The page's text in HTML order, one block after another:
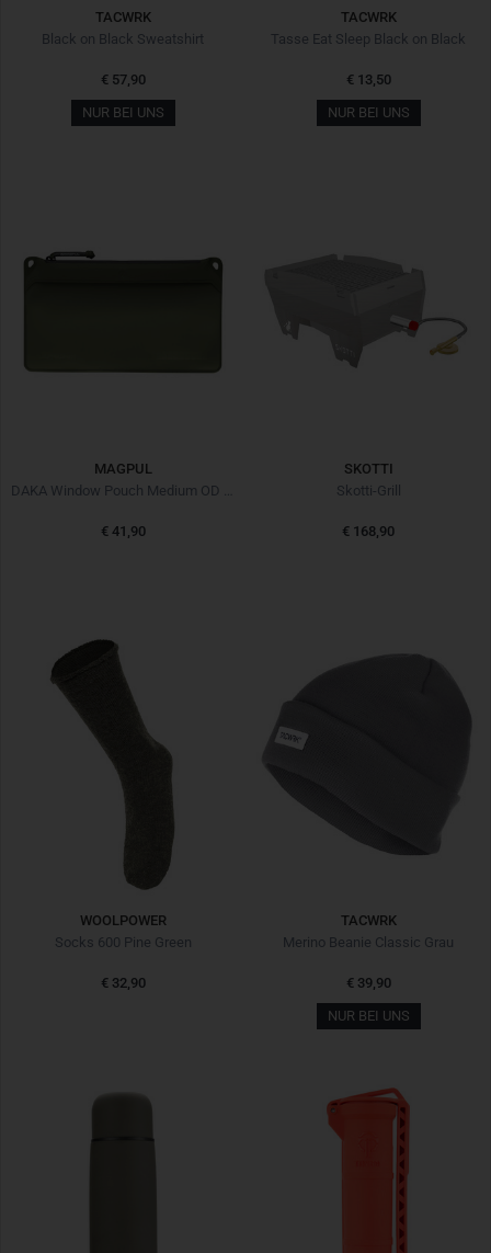
TACWRK
Black on Black Sweatshirt
€ 57,90
NUR BEI UNS
TACWRK
Tasse Eat Sleep Black on Black
€ 13,50
NUR BEI UNS
MAGPUL
€ 41,90
SKOTTI
Skotti-Grill
€ 168,90
WOOLPOWER
Socks 600 Pine Green
€ 32,90
TACWRK
Merino Beanie Classic Grau
€ 39,90
NUR BEI UNS